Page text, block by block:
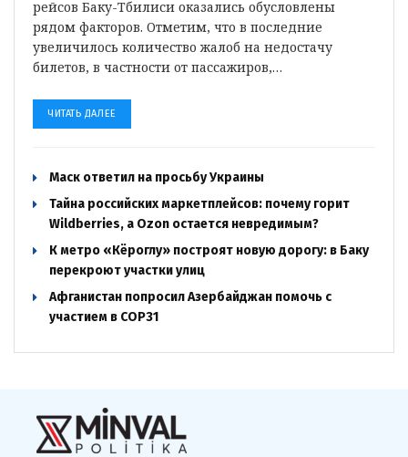
рейсов Баку-Тбилиси оказались обусловлены
рядом факторов. Отметим, что в последние
увеличилось количество жалоб на недостачу
билетов, в частности от пассажиров,…
ЧИТАТЬ ДАЛЕЕ
Маск ответил на просьбу Украины
Тайна российских маркетплейсов: почему горит
Wildberries, а Ozon остается невредимым?
К метро «Кёроглу» построят новую дорогу: в Баку
перекроют участки улиц
Афганистан попросил Азербайджан помочь с
участием в COP31